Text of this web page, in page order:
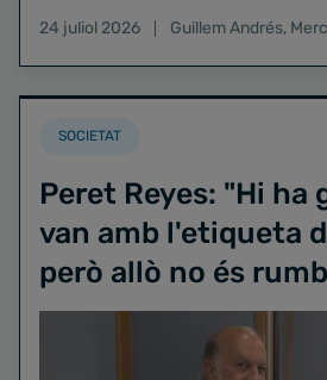
24 juliol 2026
Guillem Andrés,
SOCIETAT
Peret Reyes: "Hi ha
van amb l'etiqueta
però allò no és